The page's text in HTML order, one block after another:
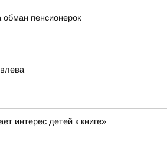
обман пенсионерок
интерес детей к книге»